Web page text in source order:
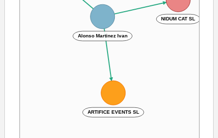
NIDUM CAT SL
Alonso Martinez Ivan
ARTIFICE EVENTS SL